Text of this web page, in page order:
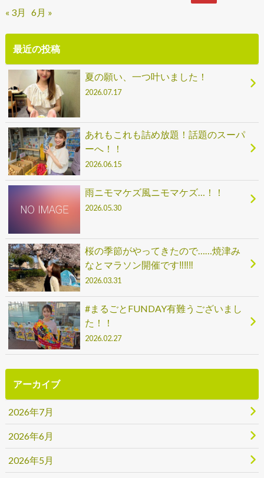
« 3月
6月 »
最近の投稿
夏の願い、一つ叶いました！
2026.07.17
あれもこれも詰め放題！話題のスーパ
ーへ！！
2026.06.15
雨ニモマケズ風ニモマケズ…！！
2026.05.30
桜の季節がやってきたので……焼津み
なとマラソン開催です‼‼‼
2026.03.31
#まるごとFUNDAY有難うございまし
た！！
2026.02.27
アーカイブ
2026年7月
2026年6月
2026年5月